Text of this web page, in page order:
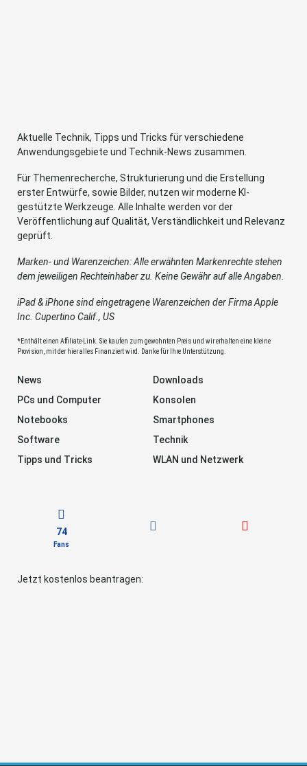
Aktuelle Technik, Tipps und Tricks für verschiedene
Anwendungsgebiete und Technik-News zusammen.
Für Themenrecherche, Strukturierung und die Erstellung
erster Entwürfe, sowie Bilder, nutzen wir moderne KI-
gestützte Werkzeuge. Alle Inhalte werden vor der
Veröffentlichung auf Qualität, Verständlichkeit und Relevanz
geprüft.
Marken- und Warenzeichen: Alle erwähnten Markenrechte stehen
dem jeweiligen Rechteinhaber zu. Keine Gewähr auf alle Angaben.
iPad & iPhone sind eingetragene Warenzeichen der Firma Apple
Inc. Cupertino Calif., US
*Enthält einen Affiliate-Link. Sie kaufen zum gewohnten Preis und wir erhalten eine kleine
Provision, mit der hier alles Finanziert wird. Danke für Ihre Unterstützung.
News
Downloads
PCs und Computer
Konsolen
Notebooks
Smartphones
Software
Technik
Tipps und Tricks
WLAN und Netzwerk
74
Fans
Jetzt kostenlos beantragen: